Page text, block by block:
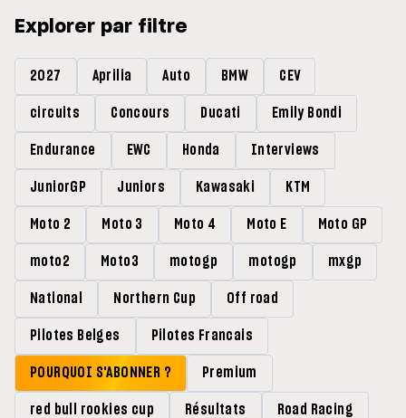
Explorer par filtre
2027 Aprilia Auto BMW CEV
circuits Concours Ducati Emily Bondi
Endurance EWC Honda Interviews
JuniorGP Juniors Kawasaki KTM
Moto 2 Moto 3 Moto 4 Moto E Moto GP
moto2 Moto3 motogp motogp mxgp
National Northern Cup Off road
Pilotes Belges Pilotes Francais
POURQUOI S'ABONNER ? Premium
red bull rookies cup Résultats Road Racing